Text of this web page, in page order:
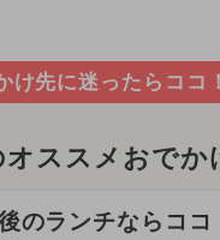
け先に迷ったらココ！
オススメおでか
のランチならココ